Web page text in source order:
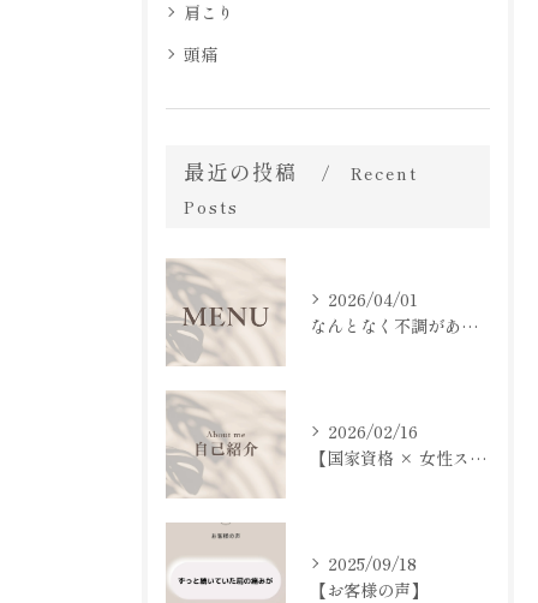
肩こり
頭痛
最近の投稿
Recent
Posts
2026/04/01
なんとなく不調があるけど
2026/02/16
【国家資格 × 女性スタッフによる安心施術】
2025/09/18
【お客様の声】